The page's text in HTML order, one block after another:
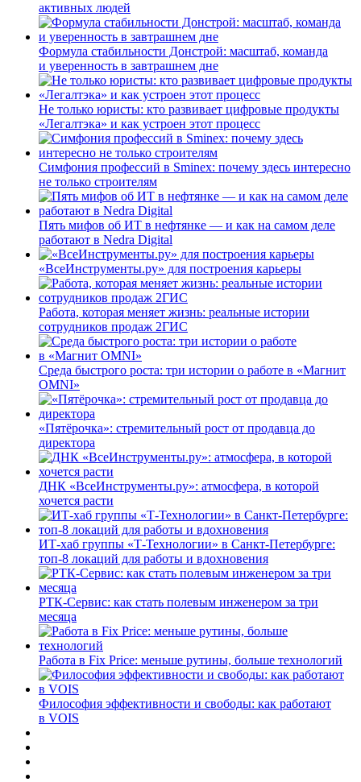
активных людей
Формула стабильности Донстрой: масштаб, команда
и уверенность в завтрашнем дне
Не только юристы: кто развивает цифровые продукты
«Легалтэка» и как устроен этот процесс
Симфония профессий в Sminex: почему здесь интересно
не только строителям
Пять мифов об ИТ в нефтянке — и как на самом деле
работают в Nedra Digital
«ВсеИнструменты.ру» для построения карьеры
Работа, которая меняет жизнь: реальные истории
сотрудников продаж 2ГИС
Среда быстрого роста: три истории о работе в «Магнит
OMNI»
«Пятёрочка»: стремительный рост от продавца до
директора
ДНК «ВсеИнструменты.ру»: атмосфера, в которой
хочется расти
ИТ-хаб группы «Т-Технологии» в Санкт-Петербурге:
топ-8 локаций для работы и вдохновения
РТК-Сервис: как стать полевым инженером за три
месяца
Работа в Fix Price: меньше рутины, больше технологий
Философия эффективности и свободы: как работают
в VOIS